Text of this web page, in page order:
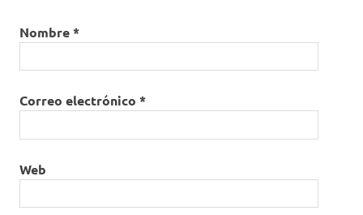
Nombre*
Correo electrónico *
Web